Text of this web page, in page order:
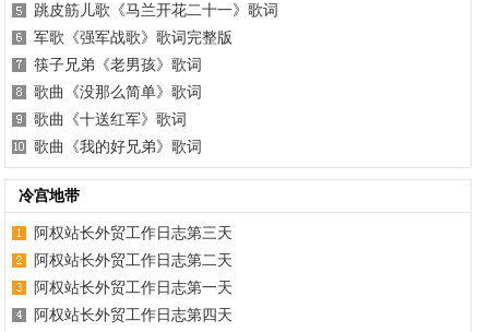
跳皮筋儿歌《马兰开花二十一》歌词
军歌《强军战歌》歌词完整版
筷子兄弟《老男孩》歌词
歌曲《没那么简单》歌词
歌曲《十送红军》歌词
歌曲《我的好兄弟》歌词
冷宫地带
阿权站长外贸工作日志第三天
阿权站长外贸工作日志第二天
阿权站长外贸工作日志第一天
阿权站长外贸工作日志第四天